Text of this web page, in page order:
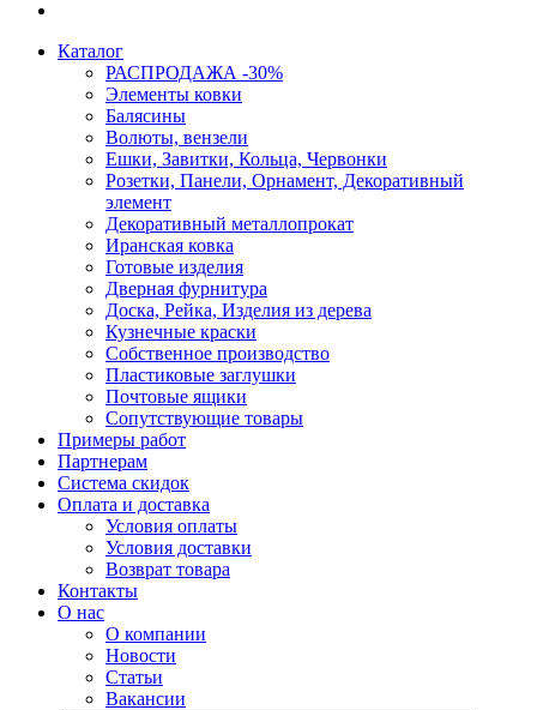
Каталог
РАСПРОДАЖА -30%
Элементы ковки
Балясины
Волюты, вензели
Ешки, Завитки, Кольца, Червонки
Розетки, Панели, Орнамент, Декоративный
элемент
Декоративный металлопрокат
Иранская ковка
Готовые изделия
Дверная фурнитура
Доска, Рейка, Изделия из дерева
Кузнечные краски
Собственное производство
Пластиковые заглушки
Почтовые ящики
Сопутствующие товары
Примеры работ
Партнерам
Система скидок
Оплата и доставка
Условия оплаты
Условия доставки
Возврат товара
Контакты
О нас
О компании
Новости
Статьи
Вакансии